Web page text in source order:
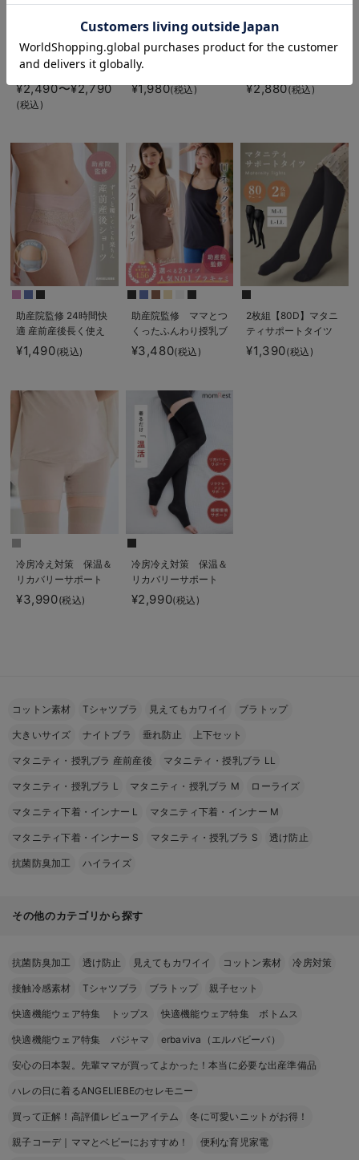
助産院監修 24時間
快適 産後骨盤ガード
ル
¥2,490〜¥2,790
(税込)
犬印本舗 綿100％の
肌にやさしいハーフト
ップ ｜ マタニティ・
授乳ブラ
¥1,980(税込)
助産院監修 24時間快
｜ マタニティ・授乳
ブラ
¥2,880(税込)
助産院監修 24時間快
適 産前産後長く使え
るマタニティショーツ
¥1,490(税込)
助産院監修 ママとつ
くったふんわり授乳ブ
ラキャミ 【垂れ防
止】フィットグミ入り
¥3,480(税込)
2枚組【80D】マタニ
ティサポートタイツ
【出産後も長く使え
る】
¥1,390(税込)
冷房冷え対策 保温＆
リカバリーサポート
momRest 腹巻パン
ツ efe×ANGELIEBE
¥3,990(税込)
冷房冷え対策 保温＆
リカバリーサポート
momRest おやすみ
着圧ソックス
¥2,990(税込)
コットン素材 Tシャツブラ 見えてもカワイイ ブラトップ
大きいサイズ ナイトブラ 垂れ防止 上下セット
マタニティ・授乳ブラ 産前産後 マタニティ・授乳ブラ LL
マタニティ・授乳ブラ L マタニティ・授乳ブラ M ローライズ
マタニティ下着・インナー L マタニティ下着・インナー M
マタニティ下着・インナー S マタニティ・授乳ブラ S 透け防止
抗菌防臭加工 ハイライズ
その他のカテゴリから探す
抗菌防臭加工 透け防止 見えてもカワイイ コットン素材 冷房対策
接触冷感素材 Tシャツブラ ブラトップ 親子セット
快適機能ウェア特集 トップス 快適機能ウェア特集 ボトムス
快適機能ウェア特集 パジャマ erbaviva（エルバビーバ）
安心の日本製。先輩ママが買ってよかった！本当に必要な出産準備品
ハレの日に着るANGELIEBEのセレモニー
買って正解！高評価レビューアイテム 冬に可愛いニットがお得！
親子コーデ｜ママとベビーにおすすめ！ 便利な育児家電
お気に入り商品を確認する